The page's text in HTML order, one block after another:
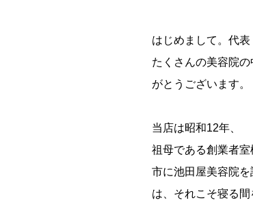
はじめまして。代
たくさんの美容院
がとうございます。
当店は昭和12年、
祖母である創業者
市に池田屋美容院
は、それこそ寝る